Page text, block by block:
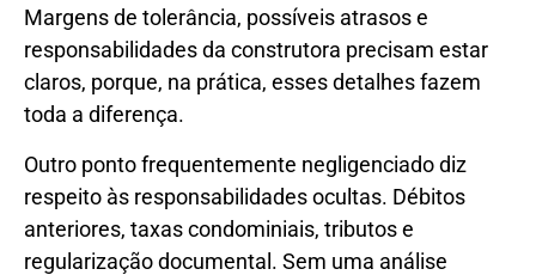
Margens de tolerância, possíveis atrasos e
responsabilidades da construtora precisam estar
claros, porque, na prática, esses detalhes fazem
toda a diferença.
Outro ponto frequentemente negligenciado diz
respeito às responsabilidades ocultas. Débitos
anteriores, taxas condominiais, tributos e
regularização documental. Sem uma análise